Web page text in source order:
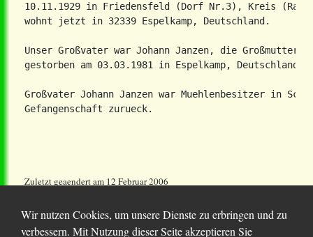
10.11.1929 in Friedensfeld (Dorf Nr.3), Kreis
Unser Großvater war Johann Janzen, die
gestorben am 03.03.1981 in Espelkamp, Deutschland.
Großvater Johann Janzen war Muehlenbesitzer in
Gefangenschaft zurueck.
Zuletzt geaendert am 12 Februar 2006
Wir nutzen Cookies, um unsere Dienste zu erbringen und zu
verbessern. Mit Nutzung dieser Seite akzeptieren Sie